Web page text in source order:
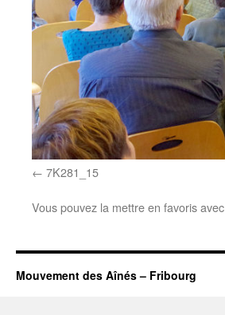
7K281_15
Vous pouvez la mettre en favoris avec
Mouvement des Aînés – Fribourg